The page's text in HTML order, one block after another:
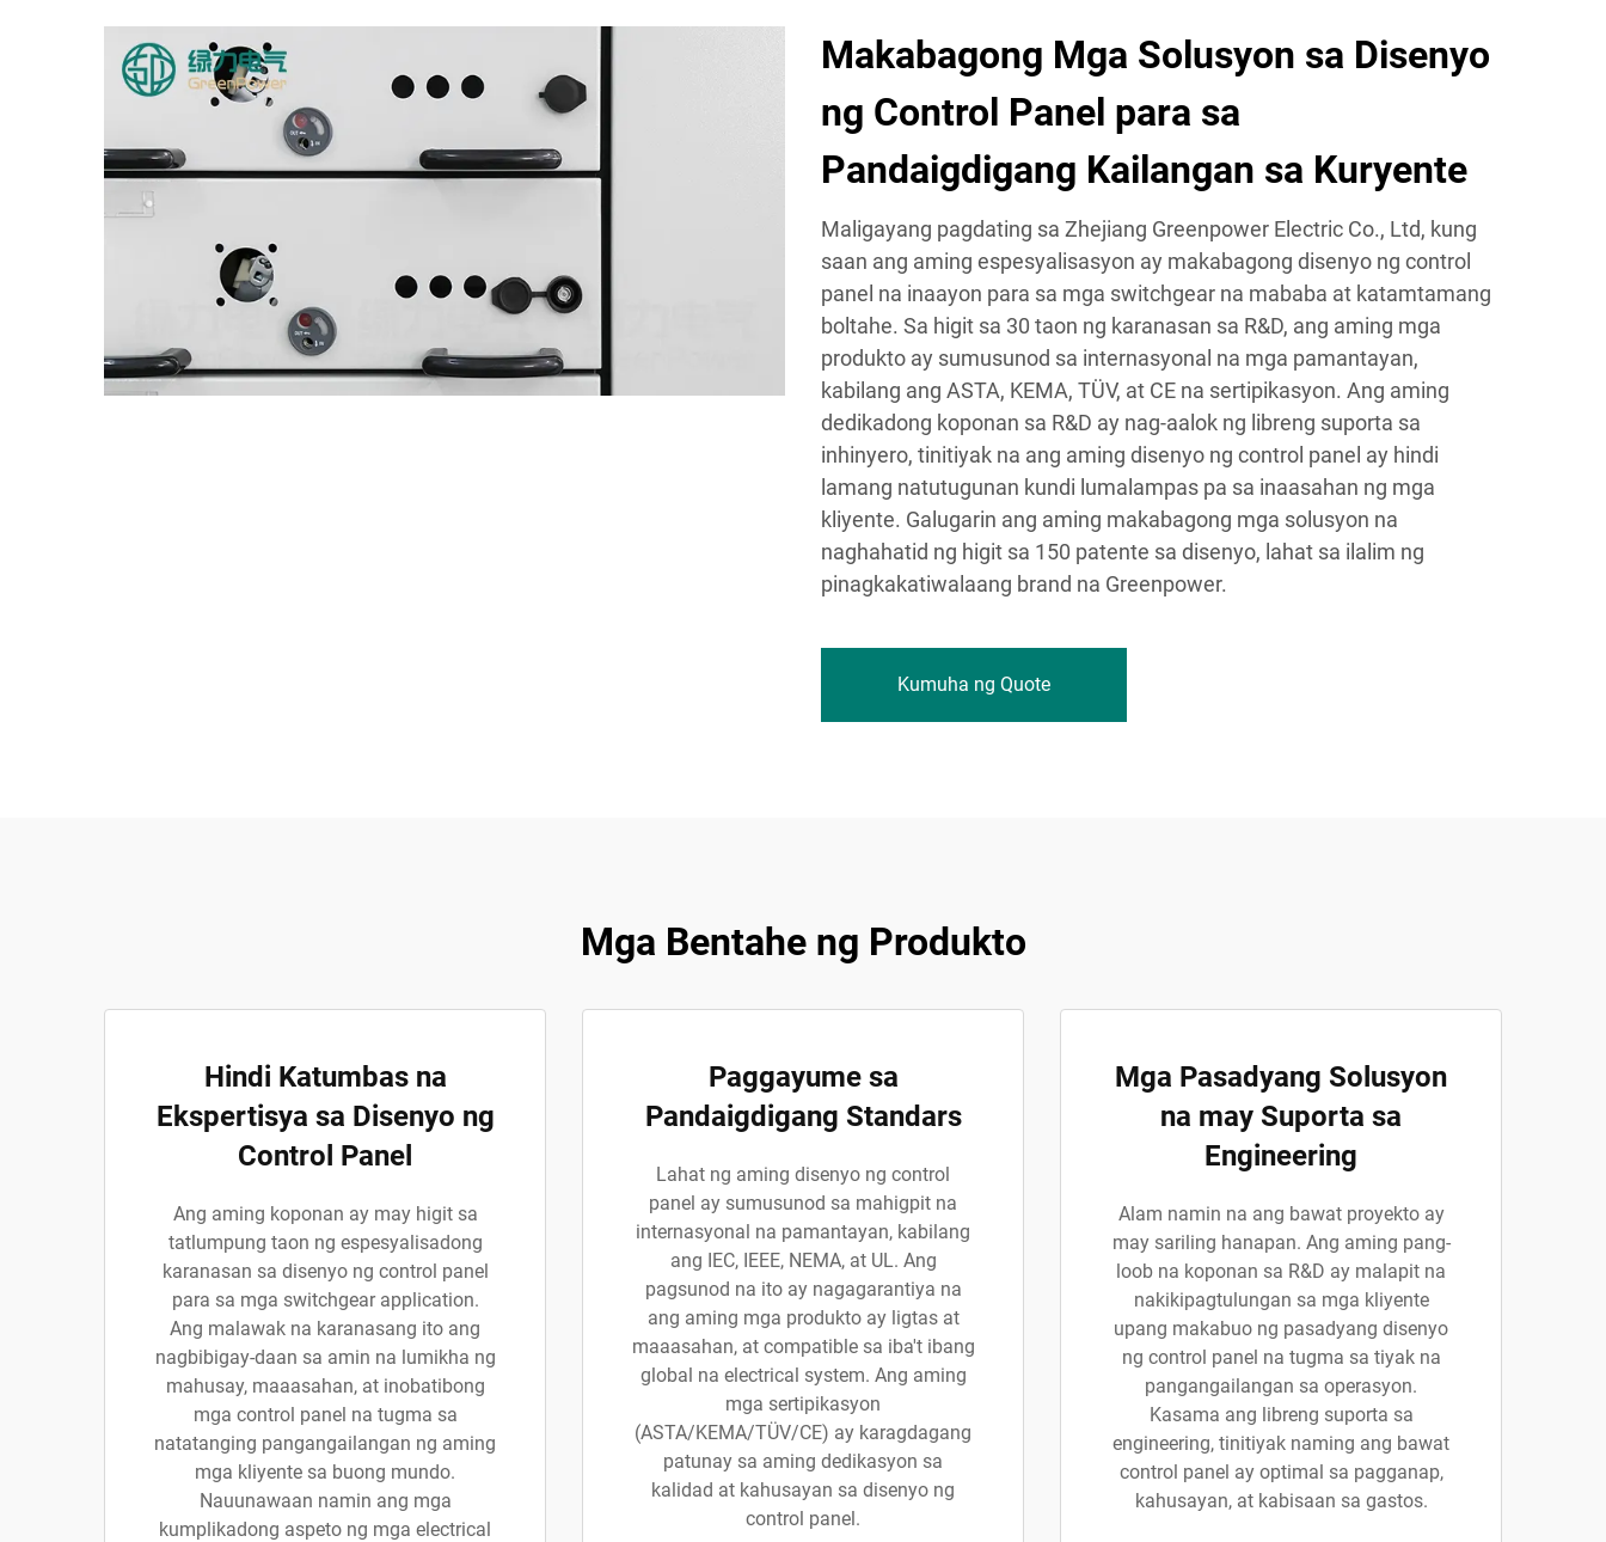
Makabagong Mga Solusyon sa Disenyo
ng Control Panel para sa
Pandaigdigang Kailangan sa Kuryente
Maligayang pagdating sa Zhejiang Greenpower Electric Co., Ltd, kung
saan ang aming espesyalisasyon ay makabagong disenyo ng control
panel na inaayon para sa mga switchgear na mababa at katamtamang
boltahe. Sa higit sa 30 taon ng karanasan sa R&D, ang aming mga
produkto ay sumusunod sa internasyonal na mga pamantayan,
kabilang ang ASTA, KEMA, TÜV, at CE na sertipikasyon. Ang aming
dedikadong koponan sa R&D ay nag-aalok ng libreng suporta sa
inhinyero, tinitiyak na ang aming disenyo ng control panel ay hindi
lamang natutugunan kundi lumalampas pa sa inaasahan ng mga
kliyente. Galugarin ang aming makabagong mga solusyon na
naghahatid ng higit sa 150 patente sa disenyo, lahat sa ilalim ng
pinagkakatiwalaang brand na Greenpower.
Kumuha ng Quote
Mga Bentahe ng Produkto
Hindi Katumbas na
Ekspertisya sa Disenyo ng
Control Panel
Ang aming koponan ay may higit sa
tatlumpung taon ng espesyalisadong
karanasan sa disenyo ng control panel
para sa mga switchgear application.
Ang malawak na karanasang ito ang
nagbibigay-daan sa amin na lumikha ng
mahusay, maaasahan, at inobatibong
mga control panel na tugma sa
natatanging pangangailangan ng aming
mga kliyente sa buong mundo.
Nauunawaan namin ang mga
kumplikadong aspeto ng mga electrical
Paggayume sa
Pandaigdigang Standars
Lahat ng aming disenyo ng control
panel ay sumusunod sa mahigpit na
internasyonal na pamantayan, kabilang
ang IEC, IEEE, NEMA, at UL. Ang
pagsunod na ito ay nagagarantiya na
ang aming mga produkto ay ligtas at
maaasahan, at compatible sa iba't ibang
global na electrical system. Ang aming
mga sertipikasyon
(ASTA/KEMA/TÜV/CE) ay karagdagang
patunay sa aming dedikasyon sa
kalidad at kahusayan sa disenyo ng
control panel.
Mga Pasadyang Solusyon
na may Suporta sa
Engineering
Alam namin na ang bawat proyekto ay
may sariling hanapan. Ang aming pang-
loob na koponan sa R&D ay malapit na
nakikipagtulungan sa mga kliyente
upang makabuo ng pasadyang disenyo
ng control panel na tugma sa tiyak na
pangangailangan sa operasyon.
Kasama ang libreng suporta sa
engineering, tinitiyak naming ang bawat
control panel ay optimal sa pagganap,
kahusayan, at kabisaan sa gastos.